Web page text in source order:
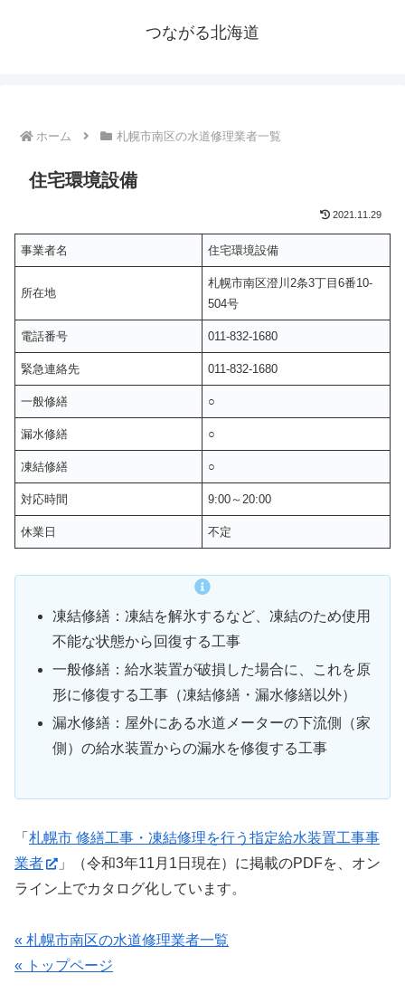
つながる北海道
ホーム 札幌市南区の水道修理業者一覧
住宅環境設備
2021.11.29
事業者名 住宅環境設備
所在地
札幌市南区澄川2条3丁目6番10-
504号
電話番号 011-832-1680
緊急連絡先 011-832-1680
一般修繕 ○
漏水修繕 ○
凍結修繕 ○
対応時間 9:00～20:00
休業日 不定
凍結修繕：凍結を解氷するなど、凍結のため使用
不能な状態から回復する工事
一般修繕：給水装置が破損した場合に、これを原
形に修復する工事（凍結修繕・漏水修繕以外）
漏水修繕：屋外にある水道メーターの下流側（家
側）の給水装置からの漏水を修復する工事
「 札幌市 修繕工事・凍結修理を行う指定給水装置工事事
業者
」（令和3年11月1日現在）に掲載のPDFを、オン
ライン上でカタログ化しています。
« 札幌市南区の水道修理業者一覧
« トップページ